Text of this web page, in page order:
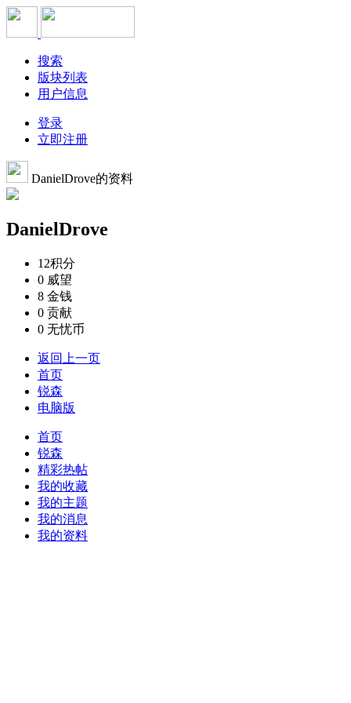
搜索
版块列表
用户信息
登录
立即注册
DanielDrove的资料
DanielDrove
12积分
0 威望
8 金钱
0 贡献
0 无忧币
返回上一页
首页
锐森
电脑版
首页
锐森
精彩热帖
我的收藏
我的主题
我的消息
我的资料